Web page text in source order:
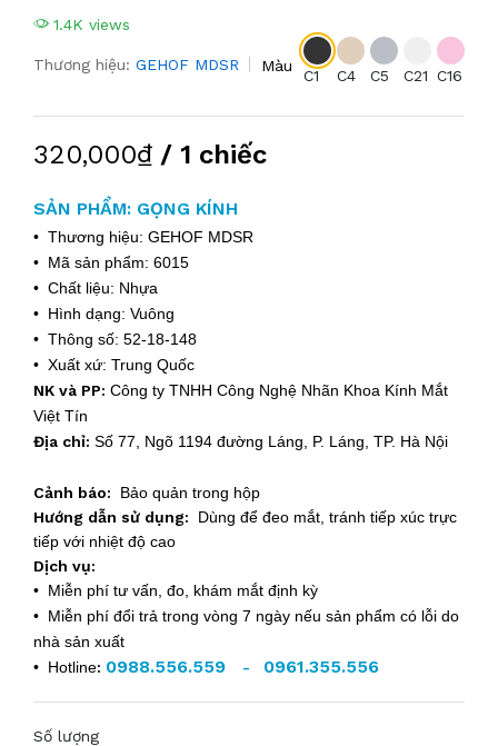
1.4K views
Thương hiệu: GEHOF MDSR Màu
C1 C4 C5 C21 C16
320,000₫ / 1 chiếc
SẢN PHẨM: GỌNG KÍNH
• Thương hiệu: GEHOF MDSR
• Mã sản phẩm: 6015
• Chất liệu: Nhựa
• Hình dạng: Vuông
• Thông số: 52-18-148
• Xuất xứ: Trung Quốc
NK và PP: Công ty TNHH Công Nghệ Nhãn Khoa Kính Mắt
Việt Tín
Địa chỉ: Số 77, Ngõ 1194 đường Láng, P. Láng, TP. Hà Nội
Cảnh báo: Bảo quản trong hộp
Hướng dẫn sử dụng: Dùng để đeo mắt, tránh tiếp xúc trực
tiếp với nhiệt độ cao
Dịch vụ:
• Miễn phí tư vấn, đo, khám mắt định kỳ
• Miễn phí đổi trả trong vòng 7 ngày nếu sản phẩm có lỗi do
nhà sản xuất
• Hotline: 0988.556.559 - 0961.355.556
Số lượng